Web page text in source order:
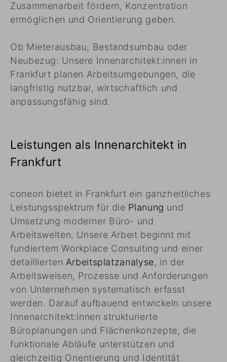
Zusammenarbeit fördern, Konzentration
ermöglichen und Orientierung geben.
Ob Mieterausbau, Bestandsumbau oder
Neubezug: Unsere Innenarchitekt:innen in
Frankfurt planen Arbeitsumgebungen, die
langfristig nutzbar, wirtschaftlich und
anpassungsfähig sind.
Leistungen als Innenarchitekt in
Frankfurt
coneon bietet in Frankfurt ein ganzheitliches
Leistungsspektrum für die Planung und
Umsetzung moderner Büro- und
Arbeitswelten. Unsere Arbeit beginnt mit
fundiertem Workplace Consulting und einer
detaillierten Arbeitsplatzanalyse, in der
Arbeitsweisen, Prozesse und Anforderungen
von Unternehmen systematisch erfasst
werden. Darauf aufbauend entwickeln unsere
Innenarchitekt:innen strukturierte
Büroplanungen und Flächenkonzepte, die
funktionale Abläufe unterstützen und
gleichzeitig Orientierung und Identität